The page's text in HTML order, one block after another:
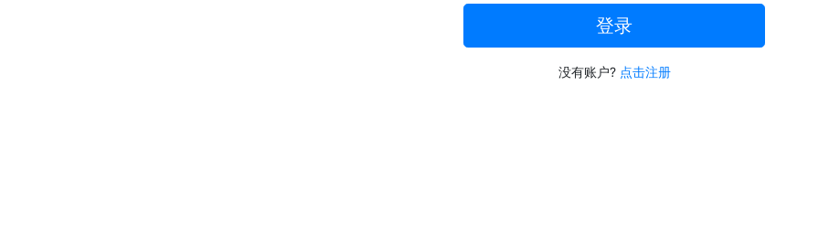
登录
没有账户? 点击注册